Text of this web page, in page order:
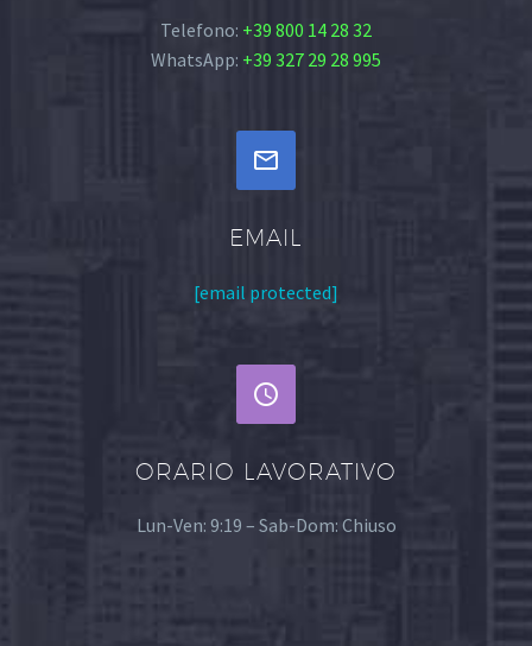
Telefono: +39 800 14 28 32
WhatsApp: +39 327 29 28 995


EMAIL
[email protected]


ORARIO LAVORATIVO
Lun-Ven: 9:19 – Sab-Dom: Chiuso